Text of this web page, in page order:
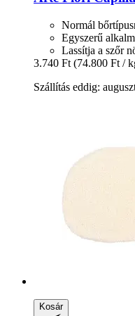
Normál
Egyszerű
Lassítja a szőr
3.740 Ft (74.800 Ft /
Szállítás eddig:
Kosár